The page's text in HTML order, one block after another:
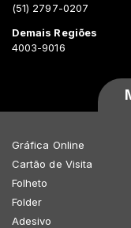
(51) 2797-0207
Demais Regiões
4003-9016
Gráfica Online
Cartão de Visita
Folheto
Folder
Adesivo